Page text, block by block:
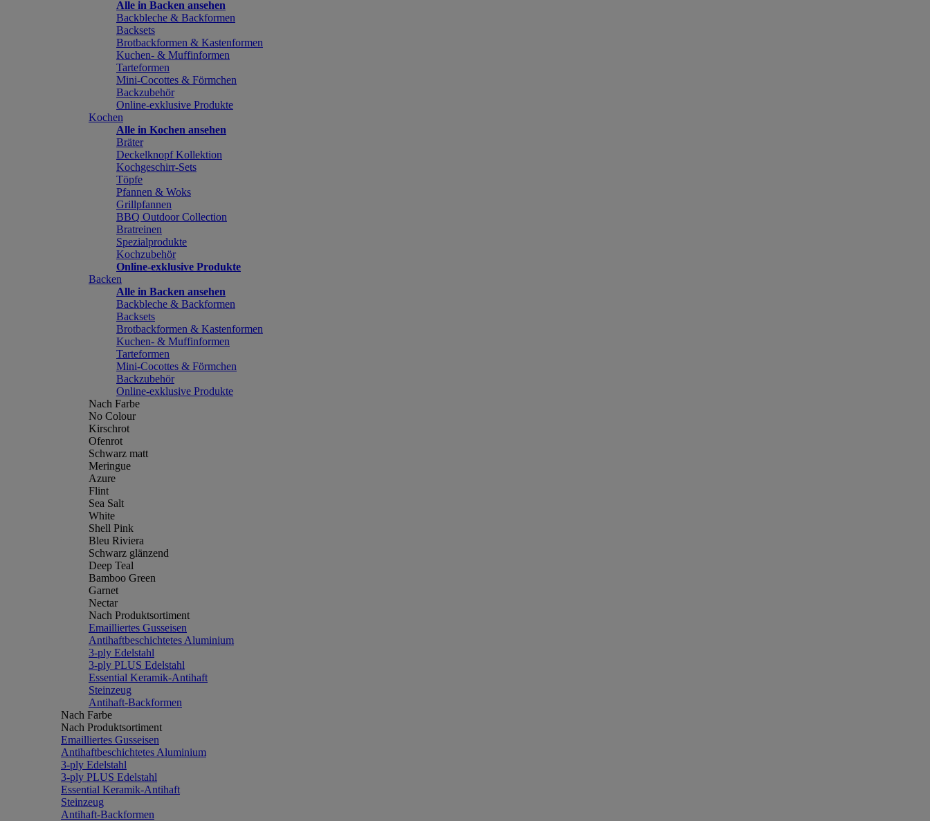
Alle in Backen ansehen
Backbleche & Backformen
Backsets
Brotbackformen & Kastenformen
Kuchen- & Muffinformen
Tarteformen
Mini-Cocottes & Förmchen
Backzubehör
Online-exklusive Produkte
Kochen
Alle in Kochen ansehen
Bräter
Deckelknopf Kollektion
Kochgeschirr-Sets
Töpfe
Pfannen & Woks
Grillpfannen
BBQ Outdoor Collection
Bratreinen
Spezialprodukte
Kochzubehör
Online-exklusive Produkte
Backen
Alle in Backen ansehen
Backbleche & Backformen
Backsets
Brotbackformen & Kastenformen
Kuchen- & Muffinformen
Tarteformen
Mini-Cocottes & Förmchen
Backzubehör
Online-exklusive Produkte
Nach Farbe
No Colour
Kirschrot
Ofenrot
Schwarz matt
Meringue
Azure
Flint
Sea Salt
White
Shell Pink
Bleu Riviera
Schwarz glänzend
Deep Teal
Bamboo Green
Garnet
Nectar
Nach Produktsortiment
Emailliertes Gusseisen
Antihaftbeschichtetes Aluminium
3-ply Edelstahl
3-ply PLUS Edelstahl
Essential Keramik-Antihaft
Steinzeug
Antihaft-Backformen
Nach Farbe
Nach Produktsortiment
Emailliertes Gusseisen
Antihaftbeschichtetes Aluminium
3-ply Edelstahl
3-ply PLUS Edelstahl
Essential Keramik-Antihaft
Steinzeug
Antihaft-Backformen